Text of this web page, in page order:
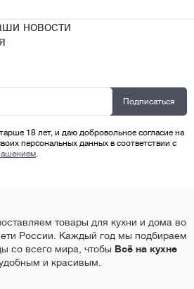
новости
18 лет, и даю добровольное согласие на
персональных данных в соответствии с
товары для кухни и дома во
России. Каждый год мы подбираем
со всего мира, чтобы Всё на кухне
и красивым.